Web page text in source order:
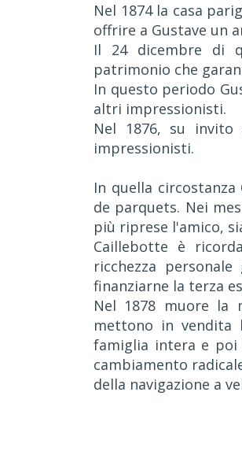
Nel 1874 la casa
offrire a Gustave un
Il 24 dicembre di
patrimonio che
In questo periodo
altri impressionisti.
Nel 1876, su invito
impressionisti.
In quella
de parquets. Nei
più riprese l'amico,
Caillebotte è
ricchezza
finanziarne la terza
Nel 1878 muore la
mettono in vendita
famiglia intera e poi
cambiamento
della navigazione a